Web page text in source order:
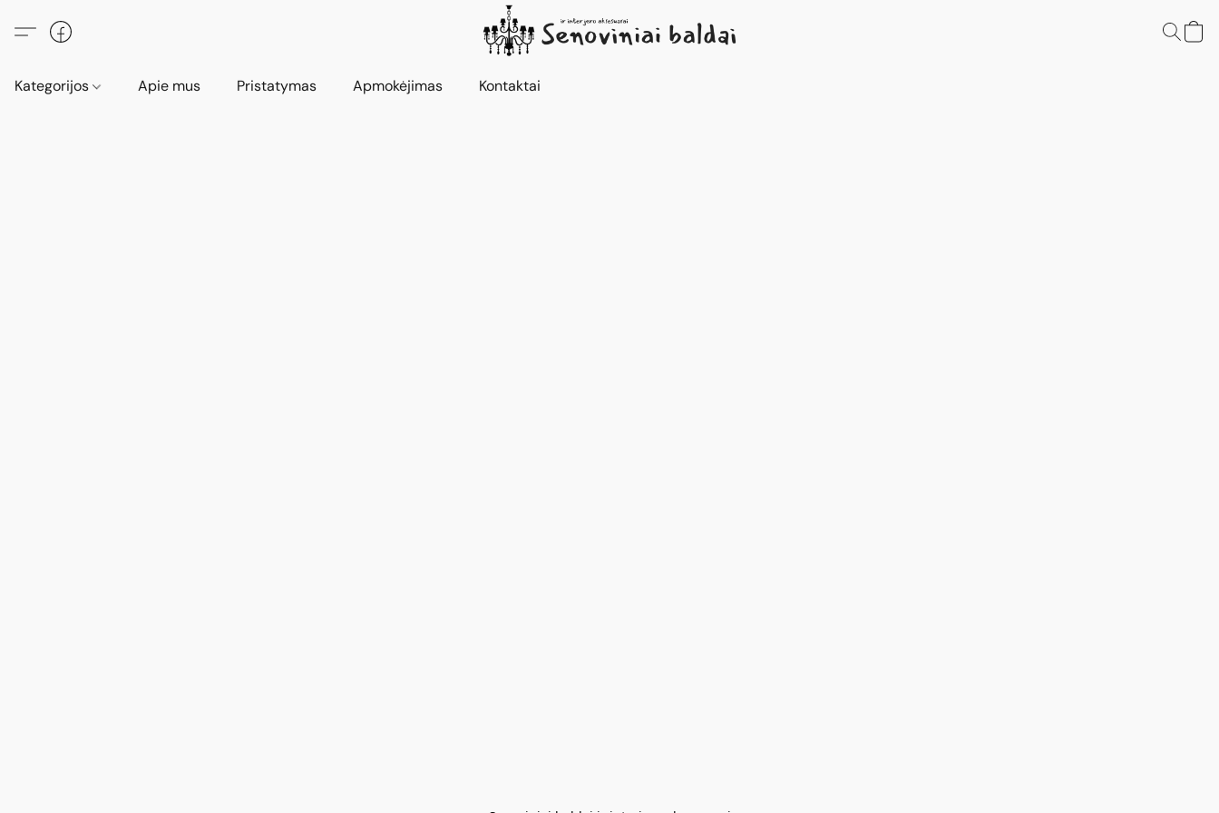
Kategorijos Apie mus Pristatymas Apmokėjimas Kontaktai